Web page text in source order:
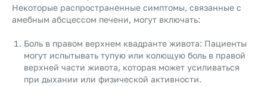
Некоторые распространенные симптомы, связанные с
амебным абсцессом печени, могут включать:
Боль в правом верхнем квадранте живота: Пациенты
могут испытывать тупую или колющую боль в правой
верхней части живота, которая может усиливаться
при дыхании или физической активности.